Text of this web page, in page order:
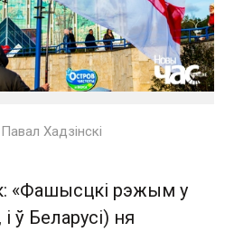
Хадзінскі
«Фашысцкі рэжым у
ў Беларусі) ня